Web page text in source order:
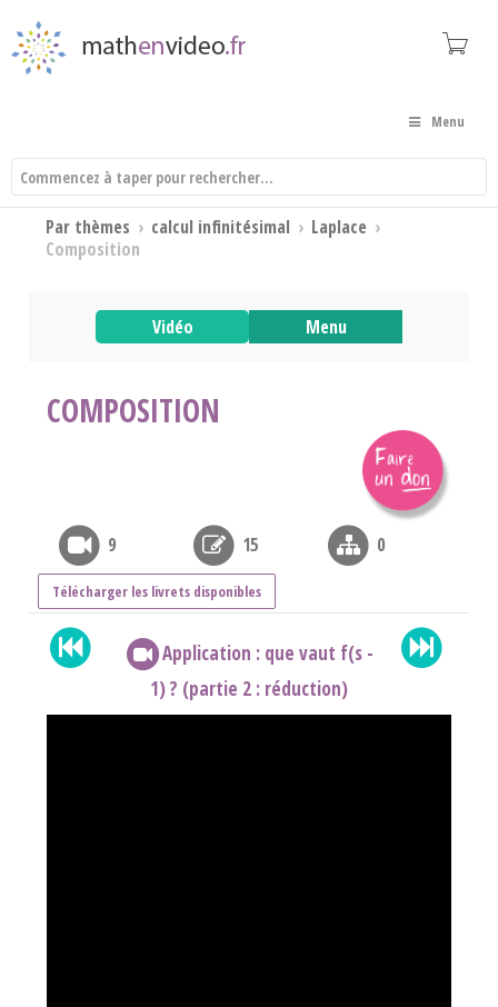
Menu
Par thèmes › calcul infinitésimal › Laplace ›
Composition
Vidéo Menu
COMPOSITION
9 15 0
Télécharger les livrets disponibles
Application : que vaut f(s -
1) ? (partie 2 : réduction)